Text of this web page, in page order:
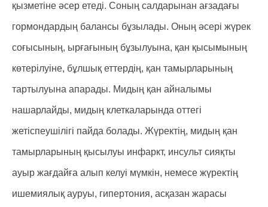
қызметіне әсер етеді. Соның салдарынан ағзадағы
гормондардың балансы бұзылады. Оның әсері жүрек
соғысының, ырғағының бұзылуына, қан қысымының
көтерілуіне, бұлшық еттердің, қан тамырларының
тартылуына апарады. Мидың қан айналымы
нашарлайды, мидың клеткаларында оттегі
жетіспеушілігі пайда болады. Жүректің, мидың қан
тамырларының қысылуы инфаркт, инсульт сияқты
ауыр жағдайға алып келуі мүмкін, немесе жүректің
ишемиялық ауруы, гипертония, асқазан жарасы